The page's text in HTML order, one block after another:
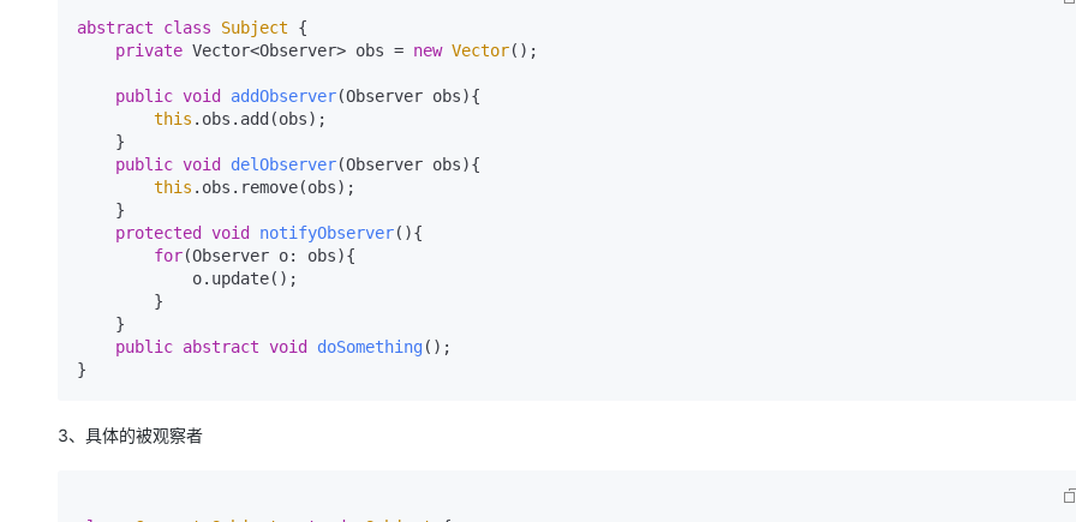
abstract class Subject {
private Vector<Observer> obs = new Vector();
public void addObserver(Observer obs){
this .obs.add(obs);
public void delObserver(Observer obs){
this .obs.remove(obs);
protected void notifyObserver(){
for(Observer o: obs){
public abstract void doSomething () ;
}
3、具体的被观察者